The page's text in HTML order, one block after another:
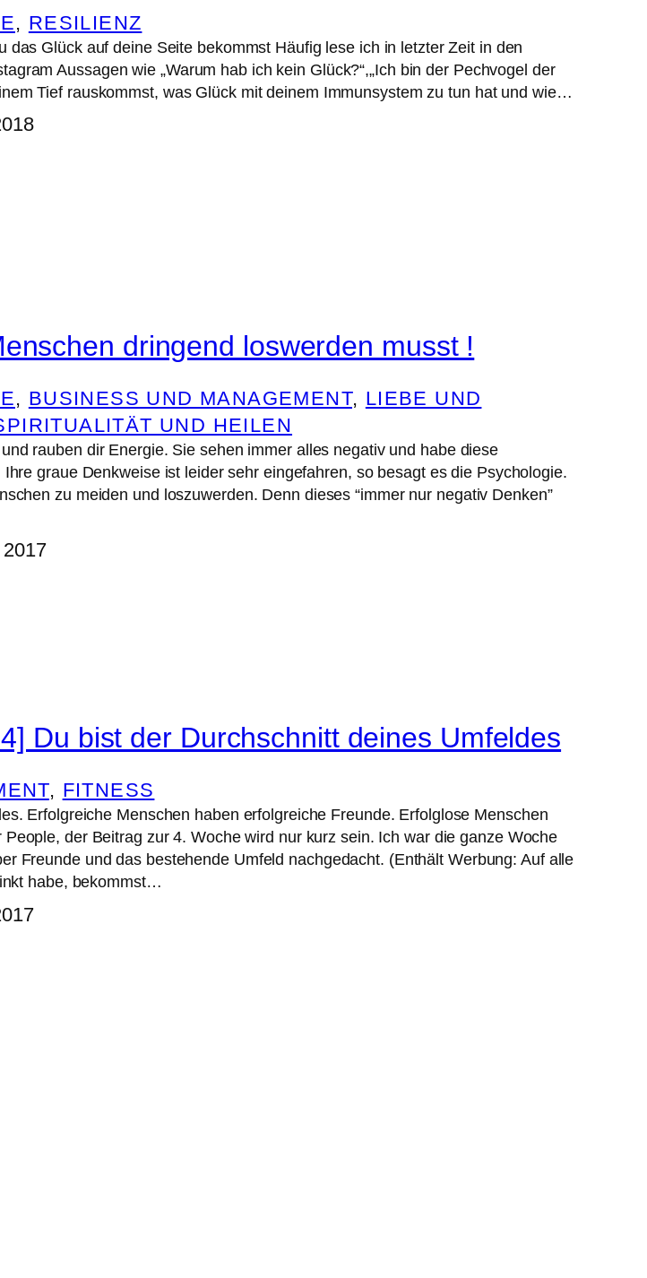
, RESILIENZ
das Glück auf deine Seite bekommst Häufig lese ich in letzter Zeit in den
Aussagen wie „Warum hab ich kein Glück?“,„Ich bin der Pechvogel der
Tief rauskommst, was Glück mit deinem Immunsystem zu tun hat und wie…
dringend loswerden musst !
, BUSINESS UND MANAGEMENT, LIEBE UND
UND HEILEN
rauben dir Energie. Sie sehen immer alles negativ und habe diese
graue Denkweise ist leider sehr eingefahren, so besagt es die Psychologie.
zu meiden und loszuwerden. Denn dieses “immer nur negativ Denken”
Du bist der Durchschnitt deines Umfeldes
, FITNESS
Erfolgreiche Menschen haben erfolgreiche Freunde. Erfolglose Menschen
der Beitrag zur 4. Woche wird nur kurz sein. Ich war die ganze Woche
Freunde und das bestehende Umfeld nachgedacht. (Enthält Werbung: Auf alle
habe, bekommst…